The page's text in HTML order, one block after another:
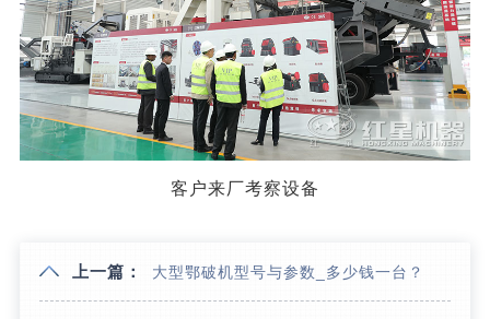
客户来厂考察设备
上一篇： 大型鄂破机型号与参数_多少钱一台？